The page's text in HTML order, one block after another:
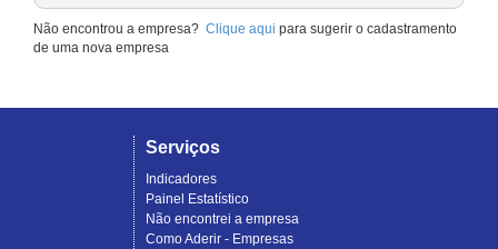
Não encontrou a empresa? Clique aqui para sugerir o cadastramento
de uma nova empresa
Serviços
Indicadores
Painel Estatístico
Não encontrei a empresa
Como Aderir - Empresas